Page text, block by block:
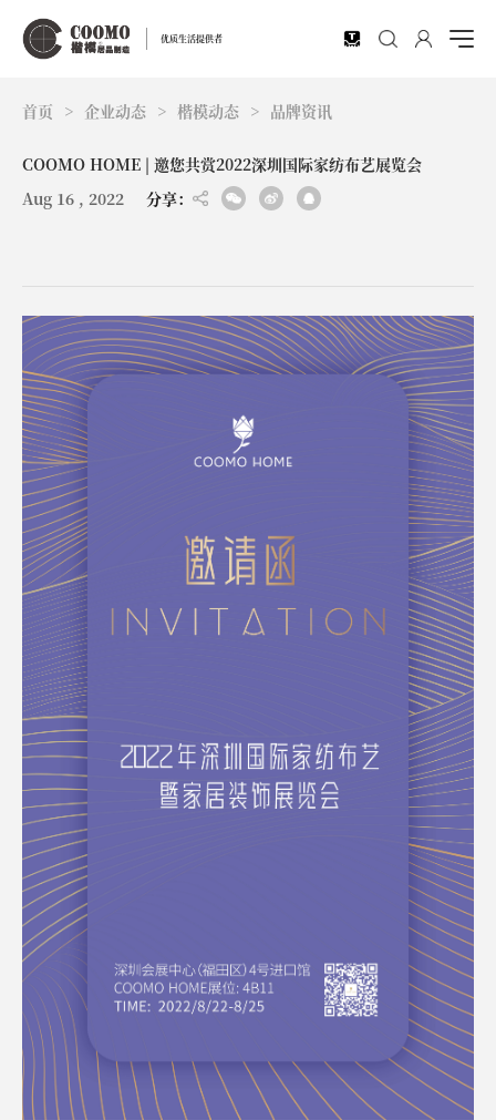
优质生活提供者
首页 > 企业动态 > 楷模动态 > 品牌资讯
COOMO HOME | 邀您共赏2022深圳国际家纺布艺展览会
Aug 16 , 2022
分享：